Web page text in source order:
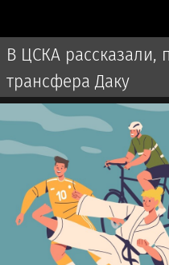
В ЦСКА рассказали,
трансфера Даку